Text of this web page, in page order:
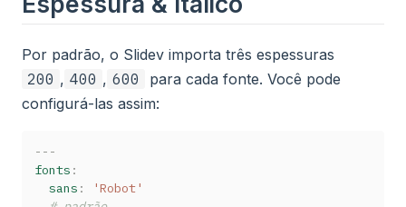
Por padrão, o Slidev importa três espessuras
200 , 400 , 600
para cada fonte. Você pode
configurá-las assim:
---
fonts :
sans :
'Robot'